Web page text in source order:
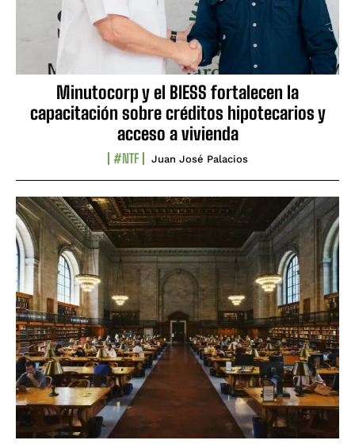
Minutocorp y el BIESS fortalecen la
capacitación sobre créditos hipotecarios y
acceso a vivienda
#NTF Juan José Palacios